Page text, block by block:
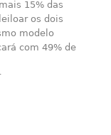
15% das
os dois
modelo
com 49% de